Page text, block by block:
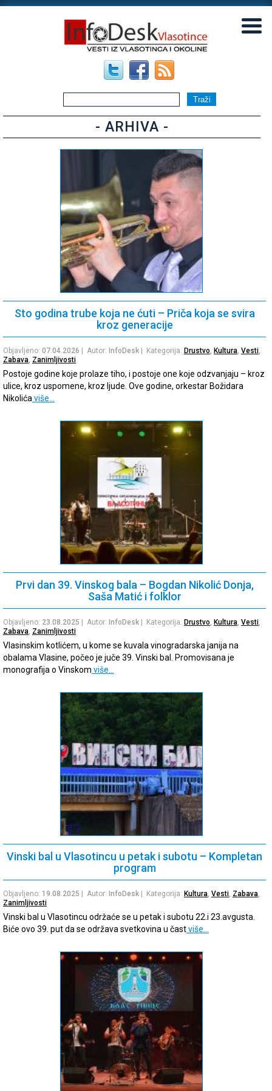
- ARHIVA -
Sto godina trube koja ne ćuti – Priča koja se svira
kroz generacije
Objavljeno: 07.04.2026 | Autor: InfoDesk | Kategorija: Drustvo, Kultura, Vesti,
Zabava, Zanimljivosti
Postoje godine koje prolaze tiho, i postoje one koje odzvanjaju – kroz
ulice, kroz uspomene, kroz ljude. Ove godine, orkestar Božidara
Nikolićaviše…
Prvi dan 39. Vinskog bala – Bogdan Nikolić Donja,
Saša Matić i folklor
Objavljeno: 23.08.2025 | Autor: InfoDesk | Kategorija: Drustvo, Kultura, Vesti,
Zabava, Zanimljivosti
Vlasinskim kotlićem, u kome se kuvala vinogradarska janija na
obalama Vlasine, počeo je juče 39. Vinski bal. Promovisana je
monografija o Vinskom više…
Vinski bal u Vlasotincu u petak i subotu – Kompletan
program
Objavljeno: 19.08.2025 | Autor: InfoDesk | Kategorija: Kultura, Vesti, Zabava,
Zanimljivosti
Vinski bal u Vlasotincu održaće se u petak i subotu 22.i 23.avgusta.
Biće ovo 39. put da se održava svetkovina u častviše…